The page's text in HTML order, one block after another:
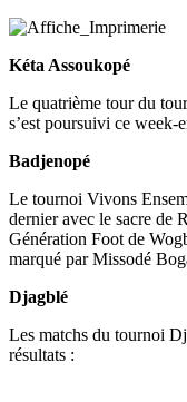
Kéta Assoukopé
Le quatrième tour du
s’est poursuivi ce week-
Badjenopé
Le tournoi Vivons
dernier avec le sacre de
Génération Foot de
marqué par Missodé
Djagblé
Les matchs du tournoi
résultats :